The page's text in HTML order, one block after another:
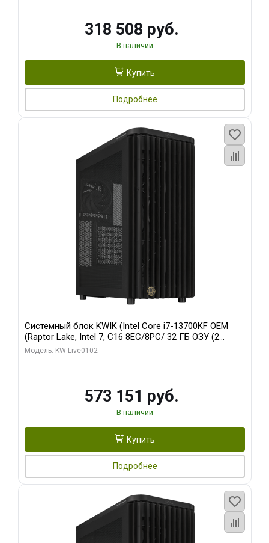
318 508 руб.
В наличии
Купить
Подробнее
Системный блок KWIK (Intel Core i7-13700KF OEM
(Raptor Lake, Intel 7, C16 8EC/8PC/ 32 ГБ ОЗУ (2
модуля)/ Afox RTX4090 24GB GDDR6X 384-Bit 3xDP
Модель: KW-Live0102
573 151 руб.
В наличии
Купить
Подробнее